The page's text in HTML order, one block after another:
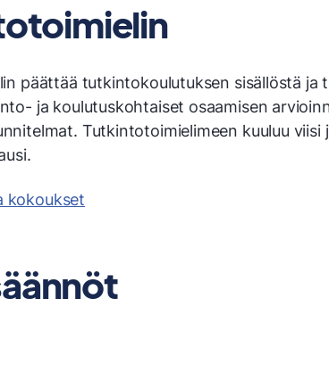
päättää tutkintokoulutuksen sisällöstä ja
ja koulutuskohtaiset osaamisen
Tutkintotoimielimeen kuuluu viisi
kokoukset